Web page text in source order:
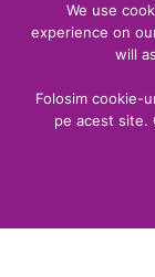
We use
experience on
will
Folosim cookie-
pe acest site.